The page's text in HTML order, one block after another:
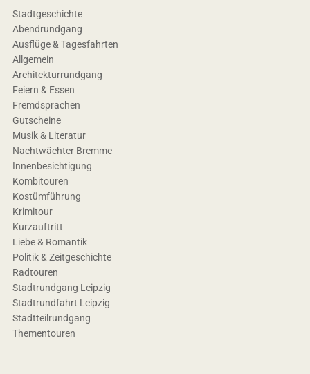
Stadtgeschichte
Abendrundgang
Ausflüge & Tagesfahrten
Allgemein
Architekturrundgang
Feiern & Essen
Fremdsprachen
Gutscheine
Musik & Literatur
Nachtwächter Bremme
Innenbesichtigung
Kombitouren
Kostümführung
Krimitour
Kurzauftritt
Liebe & Romantik
Politik & Zeitgeschichte
Radtouren
Stadtrundgang Leipzig
Stadtrundfahrt Leipzig
Stadtteilrundgang
Thementouren